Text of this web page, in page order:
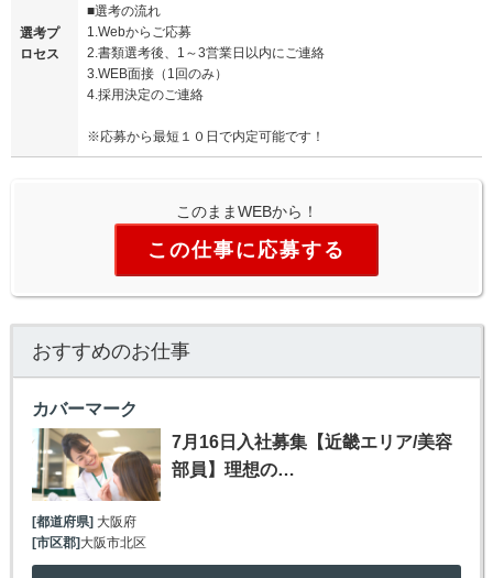
選考プ
ロセス
■選考の流れ
1.Webからご応募
2.書類選考後、1～3営業日以内にご連絡
3.WEB面接（1回のみ）
4.採用決定のご連絡
※応募から最短１０日で内定可能です！
このままWEBから！
この仕事に応募する
おすすめのお仕事
カバーマーク
7月16日入社募集【近畿エリア/美容
部員】理想の…
[都道府県] 大阪府
[市区郡] 大阪市北区